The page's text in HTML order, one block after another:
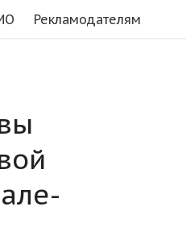
Рекламодателям